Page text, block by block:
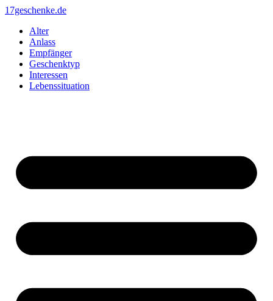
Zum
springen
17geschenke.de
Alter
Anlass
Empfänger
Geschenktyp
Interessen
Lebenssituation